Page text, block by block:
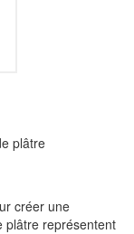
plâtre
créer une
plâtre représentent